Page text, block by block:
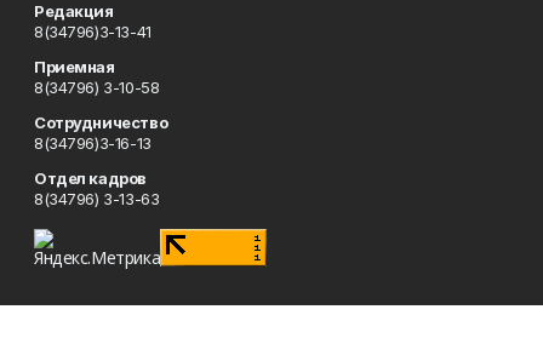
Редакция
8(34796)3-13-41
Приемная
8(34796) 3-10-58
Сотрудничество
8(34796)3-16-13
Отдел кадров
8(34796) 3-13-63